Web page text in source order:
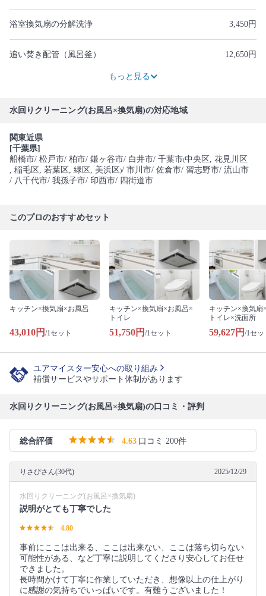
浴室換気扇の分解洗浄 3,450円
追い焚き配管（風呂釜）
12,650円
もっと見る
水回りクリーニング(お風呂×換気扇)の対応地域
関東近県
[千葉県]
船橋市/ 松戸市/ 柏市/ 鎌ヶ谷市/ 白井市/ 千葉市(中央区 , 花見川区
, 稲毛区 , 若葉区 , 緑区 , 美浜区)/ 市川市/ 佐倉市/ 習志野市/ 流山市
/ 八千代市/ 我孫子市/ 印西市/ 四街道市
このプロのおすすめセット
キッチン×換気扇×お風呂
43,010円 /1セット
キッチン×換気扇×お風呂×
トイレ
51,750円 /1セット
キッチン×換気扇
トイレ×洗面所
59,627円 /1セッ
ユアマイスター安心への取り組み
補償サービスやサポート体制があります
水回りクリーニング(お風呂×換気扇)の口コミ・評判
総合評価 4.63 口コミ 200件
りさぴさん(30代) 2025/12/29
水回りクリーニング(お風呂×換気扇)
説明がとても丁寧でした
4.80
事前にここは出来る、ここは出来ない、ここは落ち切らない
可能性がある、など丁寧に説明してくださり安心してお任せ
できました。
長時間かけて丁寧に作業していただき、想像以上の仕上がり
に感謝の気持ちでいっぱいです。有難うございました！